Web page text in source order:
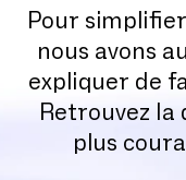
Pour
nous avons
expliquer de
Retrouvez la
plus